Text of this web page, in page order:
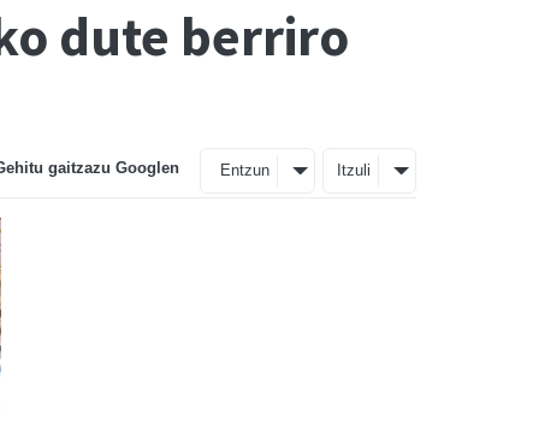
dute berriro
gaitzazu Googlen Entzun Itzuli